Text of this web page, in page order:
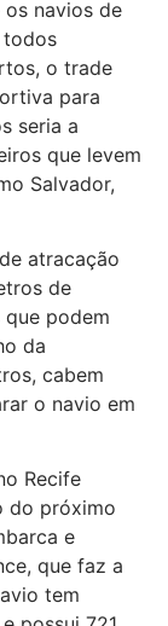
navios de
todos
o trade
para
seria a
que levem
Salvador,
atracação
de
podem
da
cabem
o navio em
Recife
do próximo
e
que faz a
tem